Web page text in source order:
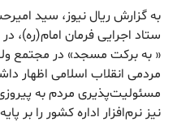
به گزارش ریال نیوز، سید
ستاد اجرایی فرمان امام(ره)،
« به برکت مسجد» در مجتمع
مسئولیت‌پذیری مردم به
نیز نرم‌افزار اداره کشور را بر